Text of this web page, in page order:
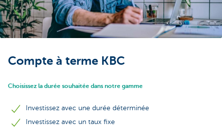
Compte à terme KBC
Choisissez la durée souhaitée dans notre gamme
Investissez avec une durée déterminée
Investissez avec un taux fixe